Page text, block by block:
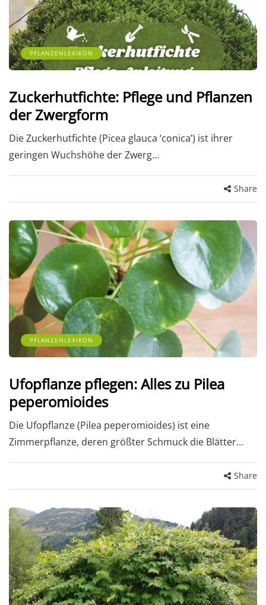
PFLANZENLEXIKON
Zuckerhutfichte: Pflege und Pflanzen
der Zwergform
Die Zuckerhutfichte (Picea glauca ‘conica’) ist ihrer
geringen Wuchshöhe der Zwerg…
Share
PFLANZENLEXIKON
Ufopflanze pflegen: Alles zu Pilea
peperomioides
Die Ufopflanze (Pilea peperomioides) ist eine
Zimmerpflanze, deren größter Schmuck die Blätter…
Share